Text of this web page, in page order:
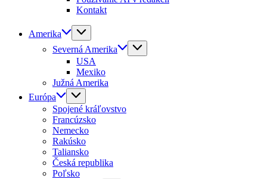
Kontakt
Amerika
Severná Amerika
USA
Mexiko
Južná Amerika
Európa
Spojené kráľovstvo
Francúzsko
Nemecko
Rakúsko
Taliansko
Česká republika
Poľsko